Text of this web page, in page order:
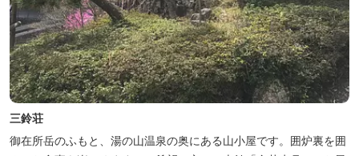
三鈴荘
御在所岳のふもと、湯の山温泉の奥にある山小屋です。囲炉裏を囲